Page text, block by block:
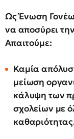
Ως Ένωση
να αποσύρει
Απαιτούμε:
Καμία
μείωση
κάλυψη των
σχολείων με